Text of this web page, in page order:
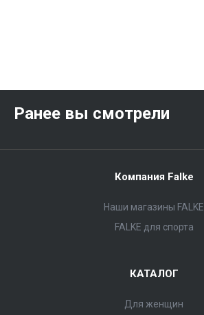
Ранее вы смотрели
Компания Falke
Наши магазины FALKE
FALKE для спорта
КАТАЛОГ
Для женщин